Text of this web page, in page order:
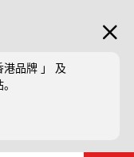
港品牌 」 及